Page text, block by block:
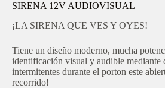
SIRENA 12V AUDIOVISUAL
¡LA SIRENA QUE VES Y OYES!
Tiene un diseño moderno, mucha
identificación visual y audible mediante
intermitentes durante el porton este
recorrido!